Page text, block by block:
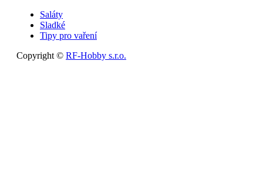
Saláty
Sladké
Tipy pro vaření
Copyright © RF-Hobby s.r.o.